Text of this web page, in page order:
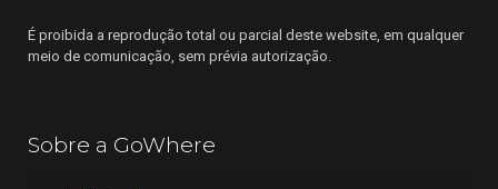
É proibida a reprodução total ou parcial deste website, em qualquer
meio de comunicação, sem prévia autorização.
Sobre a GoWhere